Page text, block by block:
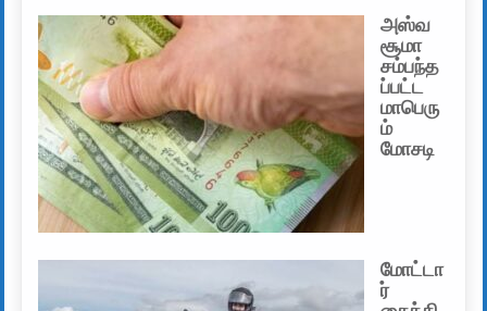
அஸ்வ
சூமா
சம்பந்த
ப்பட்ட
மாபெரு
ம்
மோசடி
மோட்டா
ர்